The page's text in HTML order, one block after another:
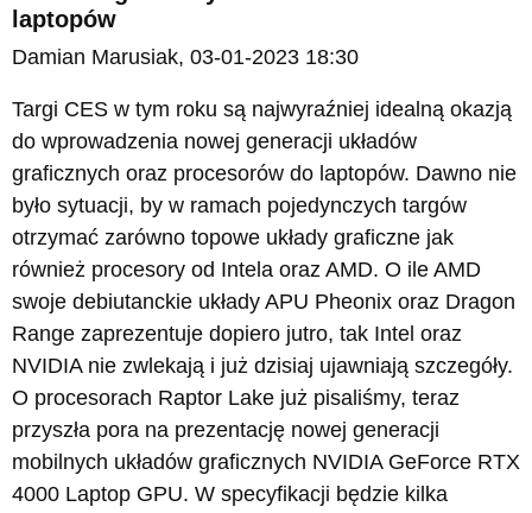
laptopów
Damian Marusiak, 03-01-2023 18:30
Targi CES w tym roku są najwyraźniej idealną okazją
do wprowadzenia nowej generacji układów
graficznych oraz procesorów do laptopów. Dawno nie
było sytuacji, by w ramach pojedynczych targów
otrzymać zarówno topowe układy graficzne jak
również procesory od Intela oraz AMD. O ile AMD
swoje debiutanckie układy APU Pheonix oraz Dragon
Range zaprezentuje dopiero jutro, tak Intel oraz
NVIDIA nie zwlekają i już dzisiaj ujawniają szczegóły.
O procesorach Raptor Lake już pisaliśmy, teraz
przyszła pora na prezentację nowej generacji
mobilnych układów graficznych NVIDIA GeForce RTX
4000 Laptop GPU. W specyfikacji będzie kilka